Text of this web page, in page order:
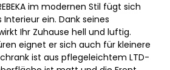
im modernen Stil fügt sich
ein. Dank seines
Ihr Zuhause hell und luftig.
eignet er sich auch für kleinere
ist aus pflegeleichtem LTD-